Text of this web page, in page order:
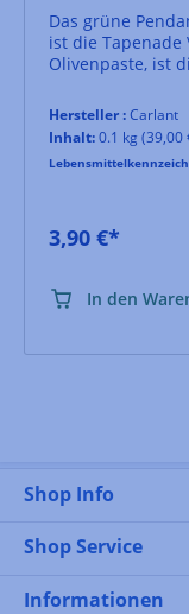
Das grüne
ist die Tapenade
Olivenpaste, ist
sich
von Fleisch und
klassisch auf
Hersteller :Carlant
Inhalt:0.1 kg (39,00
3,90 €*
In den
Shop Info
Shop Service
Informationen